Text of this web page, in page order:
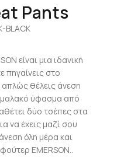
Pants
BLACK
είναι μια ιδανική
πηγαίνεις στο
απλώς θέλεις άνεση
μαλακό ύφασμα από
δύο τσέπες στα
να έχεις μαζί σου
όλη μέρα και
EMERSON..